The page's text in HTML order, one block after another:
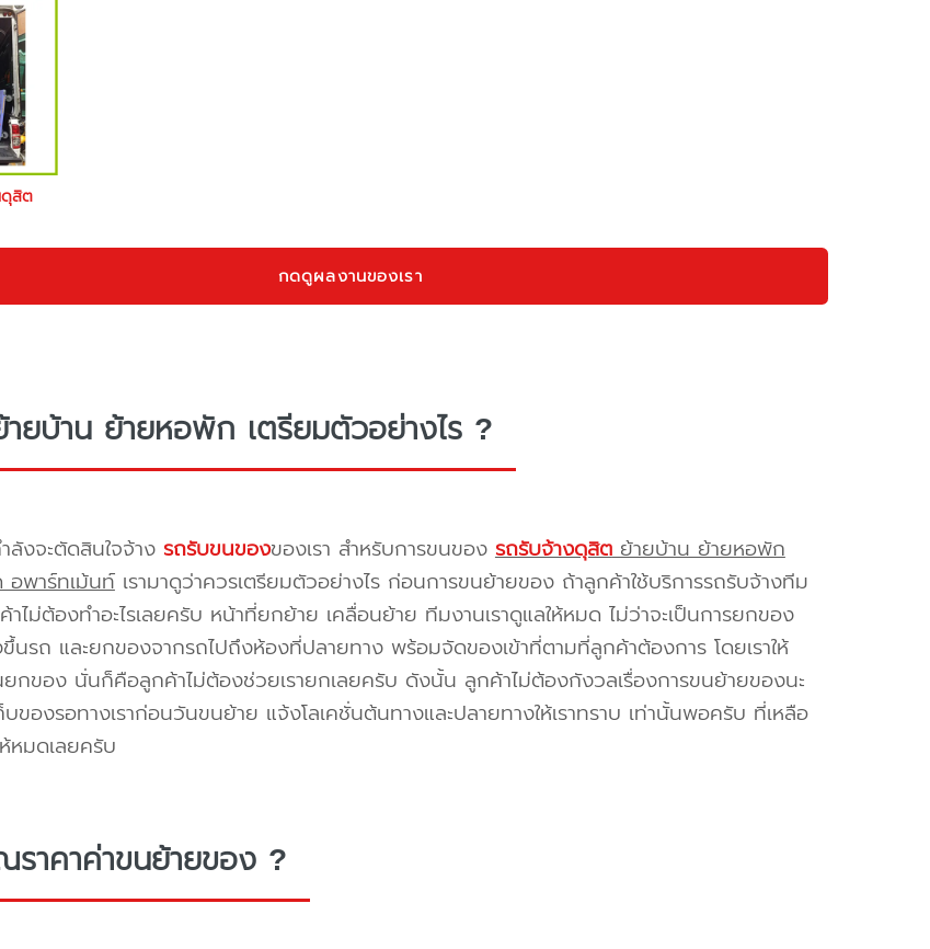
ดุสิต
กดดูผลงานของเรา
ายบ้าน ย้ายหอพัก เตรียมตัวอย่างไร ?
ลังจะตัดสินใจจ้าง รถรับขนของของเรา สำหรับการขนของ รถรับจ้างดุสิตย้ายบ้าน ย้ายหอพัก
พาร์ทเม้นท์เรามาดูว่าควรเตรียมตัวอย่างไร ก่อนการขนย้ายของ ถ้าลูกค้าใช้บริการรถรับจ้างทีม
าไม่ต้องทำอะไรเลยครับ หน้าที่ยกย้าย เคลื่อนย้าย ทีมงานเราดูแลให้หมด ไม่ว่าจะเป็นการยกของ
นรถ และยกของจากรถไปถึงห้องที่ปลายทาง พร้อมจัดของเข้าที่ตามที่ลูกค้าต้องการ โดยเราให้
กของ นั่นก็คือลูกค้าไม่ต้องช่วยเรายกเลยครับ ดังนั้น ลูกค้าไม่ต้องกังวลเรื่องการขนย้ายของนะ
ของรอทางเราก่อนวันขนย้าย แจ้งโลเคชั่นต้นทางและปลายทางให้เราทราบ เท่านั้นพอครับ ที่เหลือ
หมดเลยครับ
ราคาค่าขนย้ายของ ?